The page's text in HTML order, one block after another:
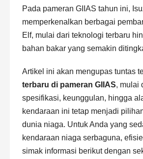
Pada pameran GIIAS tahun ini,
memperkenalkan berbagai
Elf, mulai dari teknologi terbaru
bahan bakar yang semakin
Artikel ini akan mengupas tuntas
terbaru di pameran GIIAS, mulai
spesifikasi, keunggulan, hingga
kendaraan ini tetap menjadi
dunia niaga. Untuk Anda yang
kendaraan niaga serbaguna,
simak informasi berikut dengan